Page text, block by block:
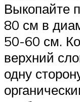
Выкопайте
80 см в
50-60 см.
верхний
одну